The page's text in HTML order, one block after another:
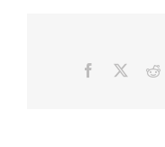
Facebook
Twitter